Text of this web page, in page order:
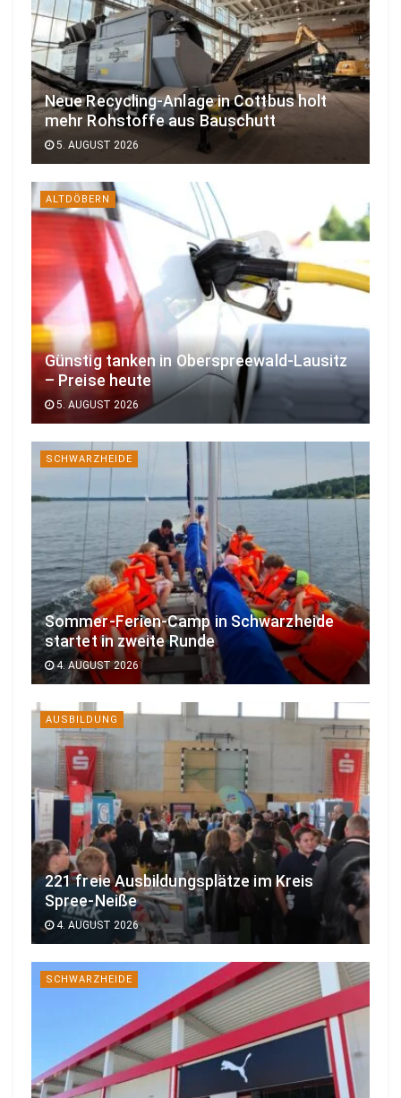
Neue Recycling-Anlage in Cottbus holt
mehr Rohstoffe aus Bauschutt
5. AUGUST 2026
ALTDÖBERN
Günstig tanken in Oberspreewald-Lausitz
– Preise heute
5. AUGUST 2026
SCHWARZHEIDE
Sommer-Ferien-Camp in Schwarzheide
startet in zweite Runde
4. AUGUST 2026
AUSBILDUNG
221 freie Ausbildungsplätze im Kreis
Spree-Neiße
4. AUGUST 2026
SCHWARZHEIDE